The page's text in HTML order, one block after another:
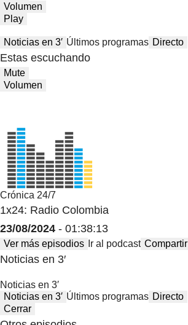
Volumen
Play
Noticias en 3′ Últimos programas Directo
Estas escuchando
Mute
Volumen
Crónica 24/7
1x24: Radio Colombia
23/08/2024 - 01:38:13
Ver más episodios Ir al podcast Compartir
Noticias en 3′
Noticias en 3′
Noticias en 3′ Últimos programas Directo
Cerrar